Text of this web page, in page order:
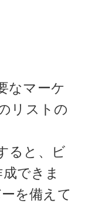
なマーケ
リストの
ると、ビ
できま
を備えて